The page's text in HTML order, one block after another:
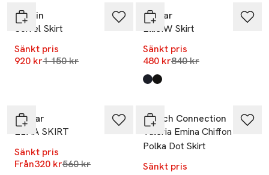
Stylein
Sorrel Skirt
Sänkt pris
920 krLägsta pris 30 dagar
1 150 kr
Inwear
EllieIW Skirt
Sänkt pris
480 krLägsta pris 30 dagar
840 kr
Produkten finns i färgerna:
Marine Blue
Black
Inwear
ELVIA SKIRT
Sänkt pris
Från320 krLägsta pris 30 dagar
560 kr
French Connection
Valeria Emina Chiffon
Polka Dot Skirt
Sänkt pris